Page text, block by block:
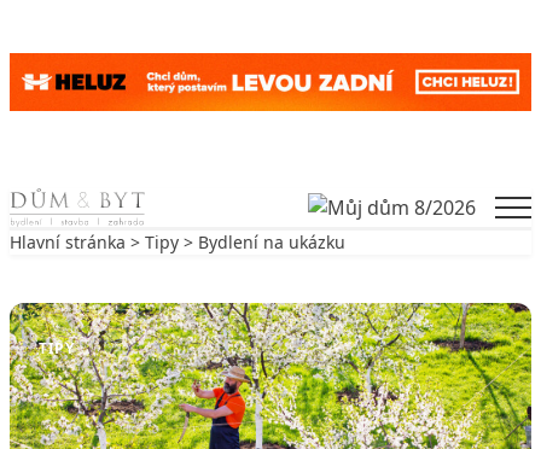
Skip to content
Hlavní stránka > Tipy > Bydlení na ukázku
TIPY